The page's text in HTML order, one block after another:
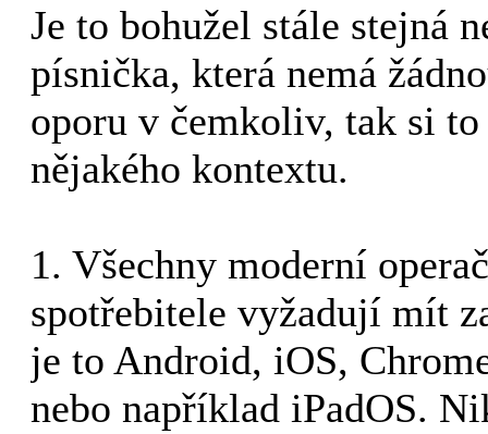
Je to bohužel stále stejná
písnička, která nemá
oporu v čemkoliv, tak si to
nějakého kontextu.
1. Všechny moderní
spotřebitele vyžadují mít
je to Android, iOS,
nebo například iPadOS.